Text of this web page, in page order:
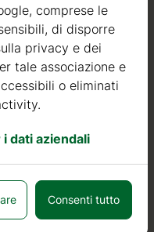
per le sue
di case in legno. È
ed è noto per la
ed agli insetti.
ad investire
produrre prodotti di
il nostro tasso di
lo standard del
comprese le
di disporre
privacy e dei
tale associazione e
o eliminati
dati aziendali
Consenti tutto